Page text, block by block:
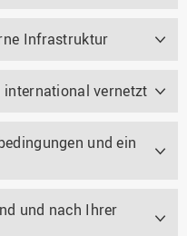
Infrastruktur
vernetzt
und ein
und nach Ihrer